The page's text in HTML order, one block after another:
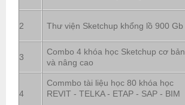
2 Thư viện Sketchup khổng lồ 900 Gb
3
Combo 4 khóa học Sketchup cơ bản
và nâng cao
4
Commbo tài liệu học 80 khóa học
REVIT - TELKA - ETAP - SAP - BIM